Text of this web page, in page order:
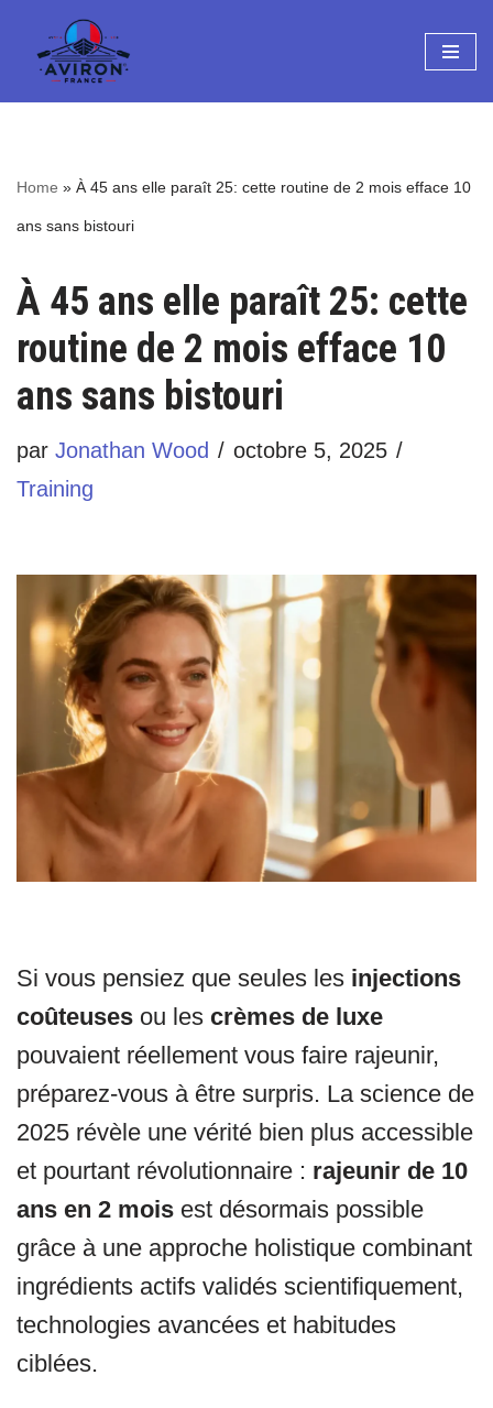
Aller
au
Home » À 45 ans elle paraît 25: cette routine de 2 mois efface 10
ans sans bistouri
À 45 ans elle paraît 25: cette
routine de 2 mois efface 10
ans sans bistouri
par Jonathan Wood
octobre 5, 2025
Training
Si vous pensiez que seules les injections
coûteuses ou les crèmes de luxe
pouvaient réellement vous faire rajeunir,
préparez-vous à être surpris. La science de
2025 révèle une vérité bien plus accessible
et pourtant révolutionnaire : rajeunir de 10
ans en 2 mois est désormais possible
grâce à une approche holistique combinant
ingrédients actifs validés scientifiquement,
technologies avancées et habitudes
ciblées.